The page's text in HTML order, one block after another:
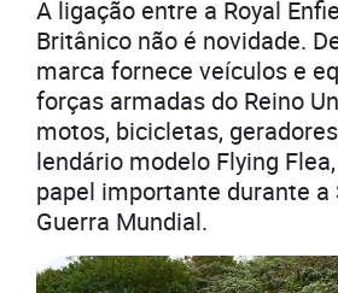
A ligação entre a Royal
Britânico não é novidade.
marca fornece veículos e
forças armadas do Reino
motos, bicicletas,
lendário modelo Flying
papel importante durante a
Guerra Mundial.